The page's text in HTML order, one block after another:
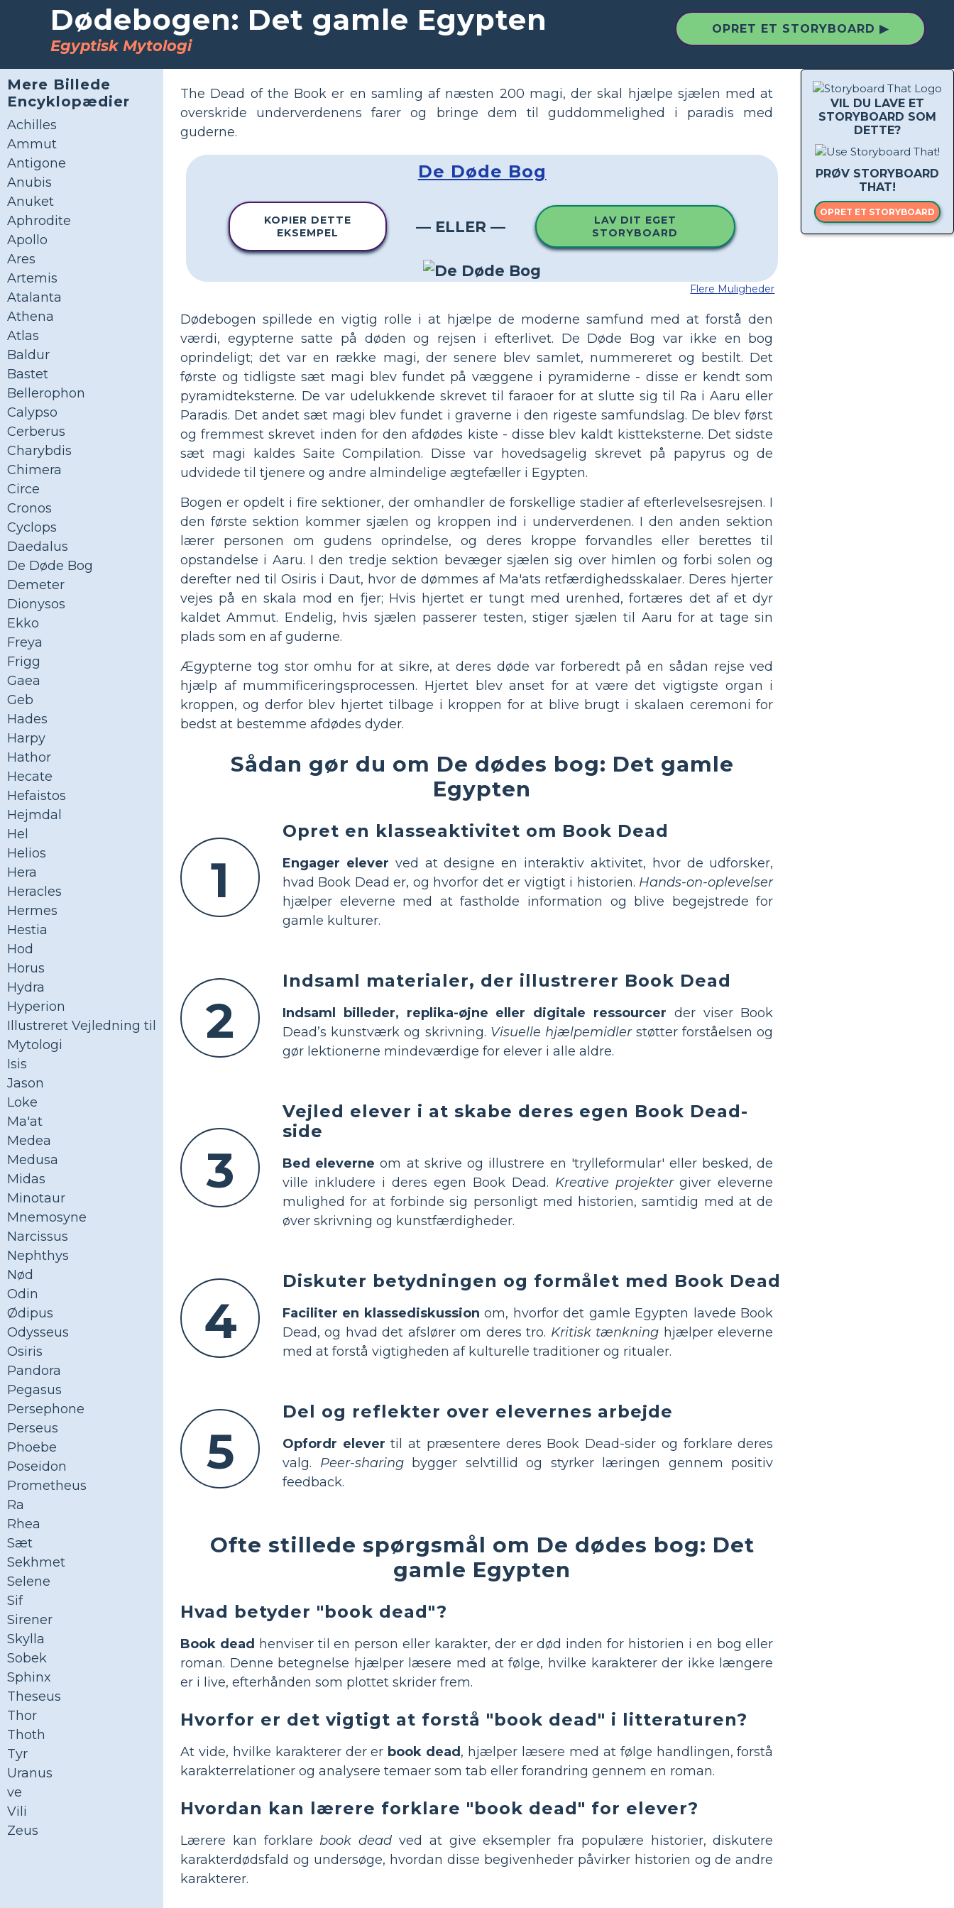
Dødebogen: Det gamle Egypten
Egyptisk Mytologi
OPRET ET STORYBOARD ▶
Mere Billede
Encyklopædier
Achilles
Ammut
Antigone
Anubis
Anuket
Aphrodite
Apollo
Ares
Artemis
Atalanta
Athena
Atlas
Baldur
Bastet
Bellerophon
Calypso
Cerberus
Charybdis
Chimera
Circe
Cronos
Cyclops
Daedalus
De Døde Bog
Demeter
Dionysos
Ekko
Freya
Frigg
Gaea
Geb
Hades
Harpy
Hathor
Hecate
Hefaistos
Hejmdal
Hel
Helios
Hera
Heracles
Hermes
Hestia
Hod
Horus
Hydra
Hyperion
Illustreret Vejledning til
Mytologi
Isis
Jason
Loke
Ma'at
Medea
Medusa
Midas
Minotaur
Mnemosyne
Narcissus
Nephthys
Nød
Odin
Ødipus
Odysseus
Osiris
Pandora
Pegasus
Persephone
Perseus
Phoebe
Poseidon
Prometheus
Ra
Rhea
Sæt
Sekhmet
Selene
Sif
Sirener
Skylla
Sobek
Sphinx
Theseus
Thor
Thoth
Tyr
Uranus
ve
Vili
Zeus
VIL DU LAVE ET
STORYBOARD SOM
DETTE?
PRØV STORYBOARD
THAT!
OPRET ET STORYBOARD
The Dead of the Book er en samling af næsten 200 magi, der skal hjælpe sjælen med at
overskride underverdenens farer og bringe dem til guddommelighed i paradis med
guderne.
De Døde Bog
KOPIER DETTE
EKSEMPEL
— ELLER —
LAV DIT EGET
STORYBOARD
Flere Muligheder
Dødebogen spillede en vigtig rolle i at hjælpe de moderne samfund med at forstå den
værdi, egypterne satte på døden og rejsen i efterlivet. De Døde Bog var ikke en bog
oprindeligt; det var en række magi, der senere blev samlet, nummereret og bestilt. Det
første og tidligste sæt magi blev fundet på væggene i pyramiderne - disse er kendt som
pyramidteksterne. De var udelukkende skrevet til faraoer for at slutte sig til Ra i Aaru eller
Paradis. Det andet sæt magi blev fundet i graverne i den rigeste samfundslag. De blev først
og fremmest skrevet inden for den afdødes kiste - disse blev kaldt kistteksterne. Det sidste
sæt magi kaldes Saite Compilation. Disse var hovedsagelig skrevet på papyrus og de
udvidede til tjenere og andre almindelige ægtefæller i Egypten.
Bogen er opdelt i fire sektioner, der omhandler de forskellige stadier af efterlevelsesrejsen. I
den første sektion kommer sjælen og kroppen ind i underverdenen. I den anden sektion
lærer personen om gudens oprindelse, og deres kroppe forvandles eller berettes til
opstandelse i Aaru. I den tredje sektion bevæger sjælen sig over himlen og forbi solen og
derefter ned til Osiris i Daut, hvor de dømmes af Ma'ats retfærdighedsskalaer. Deres hjerter
vejes på en skala mod en fjer; Hvis hjertet er tungt med urenhed, fortæres det af et dyr
kaldet Ammut. Endelig, hvis sjælen passerer testen, stiger sjælen til Aaru for at tage sin
plads som en af ​​guderne.
Ægypterne tog stor omhu for at sikre, at deres døde var forberedt på en sådan rejse ved
hjælp af mummificeringsprocessen. Hjertet blev anset for at være det vigtigste organ i
kroppen, og derfor blev hjertet tilbage i kroppen for at blive brugt i skalaen ceremoni for
bedst at bestemme afdødes dyder.
Sådan gør du om De dødes bog: Det gamle
Egypten
1
Opret en klasseaktivitet om Book Dead
Engager elever ved at designe en interaktiv aktivitet, hvor de udforsker,
hvad Book Dead er, og hvorfor det er vigtigt i historien. Hands-on-oplevelser
hjælper eleverne med at fastholde information og blive begejstrede for
gamle kulturer.
2
Indsaml materialer, der illustrerer Book Dead
Indsaml billeder, replika-øjne eller digitale ressourcer der viser Book
Dead’s kunstværk og skrivning. Visuelle hjælpemidlerstøtter forståelsen og
gør lektionerne mindeværdige for elever i alle aldre.
3
Vejled elever i at skabe deres egen Book Dead-
side
Bed eleverne om at skrive og illustrere en 'trylleformular' eller besked, de
ville inkludere i deres egen Book Dead. Kreative projektergiver eleverne
mulighed for at forbinde sig personligt med historien, samtidig med at de
øver skrivning og kunstfærdigheder.
4
Diskuter betydningen og formålet med Book Dead
Faciliter en klassediskussion om, hvorfor det gamle Egypten lavede Book
Dead, og hvad det afslører om deres tro. Kritisk tænkning hjælper eleverne
med at forstå vigtigheden af kulturelle traditioner og ritualer.
5
Del og reflekter over elevernes arbejde
Opfordr elever til at præsentere deres Book Dead-sider og forklare deres
valg. Peer-sharingbygger selvtillid og styrker læringen gennem positiv
feedback.
Ofte stillede spørgsmål om De dødes bog: Det
gamle Egypten
Hvad betyder "book dead"?
Book dead henviser til en person eller karakter, der er død inden for historien i en bog eller
roman. Denne betegnelse hjælper læsere med at følge, hvilke karakterer der ikke længere
er i live, efterhånden som plottet skrider frem.
Hvorfor er det vigtigt at forstå "book dead" i litteraturen?
At vide, hvilke karakterer der er book dead , hjælper læsere med at følge handlingen, forstå
karakterrelationer og analysere temaer som tab eller forandring gennem en roman.
Hvordan kan lærere forklare "book dead" for elever?
Lærere kan forklare book dead ved at give eksempler fra populære historier, diskutere
karakterdødsfald og undersøge, hvordan disse begivenheder påvirker historien og de andre
karakterer.